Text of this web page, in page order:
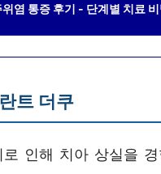
염 통증 후기 - 단계별 치료
트 더쿠
인해 치아 상실을